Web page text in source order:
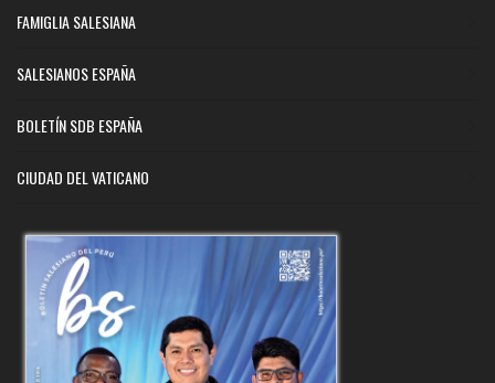
FAMIGLIA SALESIANA
SALESIANOS ESPAÑA
BOLETÍN SDB ESPAÑA
CIUDAD DEL VATICANO